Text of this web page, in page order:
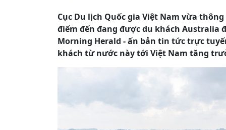
Cục Du lịch Quốc gia Việt Nam vừa
điểm đến đang được du khách Australia
Morning Herald - ấn bản tin tức trực
khách từ nước này tới Việt Nam tăng